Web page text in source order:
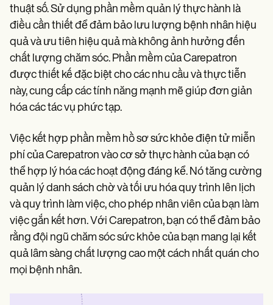
thuật số. Sử dụng phần mềm quản lý thực hành là
điều cần thiết để đảm bảo lưu lượng bệnh nhân hiệu
quả và ưu tiên hiệu quả mà không ảnh hưởng đến
chất lượng chăm sóc. Phần mềm của Carepatron
được thiết kế đặc biệt cho các nhu cầu và thực tiễn
này, cung cấp các tính năng mạnh mẽ giúp đơn giản
hóa các tác vụ phức tạp.
Việc kết hợp phần mềm hồ sơ sức khỏe điện tử miễn
phí của Carepatron vào cơ sở thực hành của bạn có
thể hợp lý hóa các hoạt động đáng kể. Nó tăng cường
quản lý danh sách chờ và tối ưu hóa quy trình lên lịch
và quy trình làm việc, cho phép nhân viên của bạn làm
việc gắn kết hơn. Với Carepatron, bạn có thể đảm bảo
rằng đội ngũ chăm sóc sức khỏe của bạn mang lại kết
quả lâm sàng chất lượng cao một cách nhất quán cho
mọi bệnh nhân.